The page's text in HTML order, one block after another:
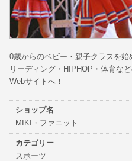
0歳からのベビー・親子クラスを
リーディング・HIPHOP・体育な
Webサイトへ！
ショップ名
MIKI・ファニット
カテゴリー
スポーツ